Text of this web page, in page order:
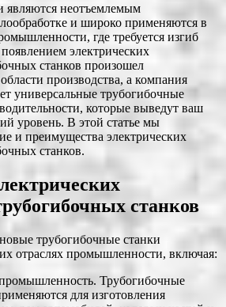
являются неотъемлемым
и широко применяются в
где требуется изгиб
электрических
станков произошел
производства, а компания
универсальные трубогибочные
которые выведут ваш
уровень. В этой статье мы
и преимущества электрических
станков.
станков
трубогибочные станки
отраслях промышленности, включая:
Трубогибочные
для изготовления